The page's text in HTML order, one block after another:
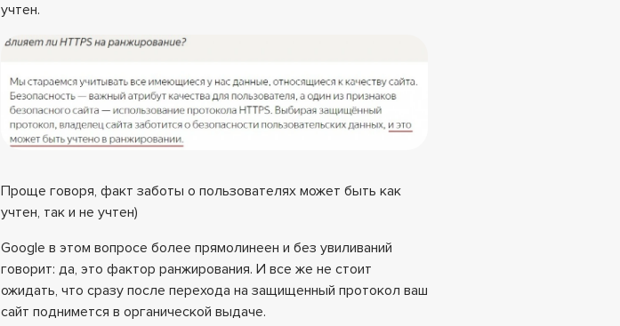
учтен.
Проще говоря, факт заботы о пользователях может быть как
учтен, так и не учтен)
Google в этом вопросе более прямолинеен и без увиливаний
говорит: да, это фактор ранжирования. И все же не стоит
ожидать, что сразу после перехода на защищенный протокол ваш
сайт поднимется в органической выдаче.